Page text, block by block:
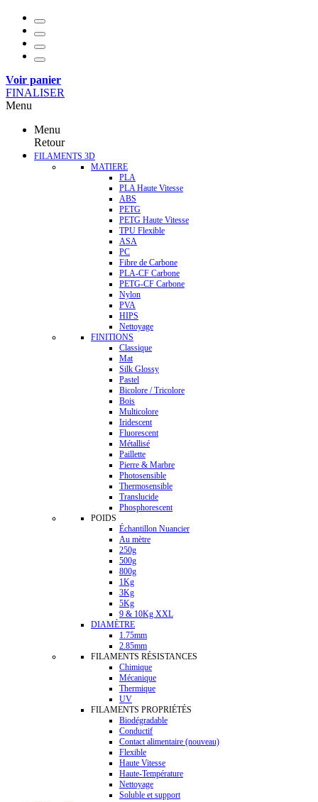
Voir panier
FINALISER
Menu
Menu
Retour
FILAMENTS 3D
MATIERE
PLA
PLA Haute Vitesse
ABS
PETG
PETG Haute Vitesse
TPU Flexible
ASA
PC
Fibre de Carbone
PLA-CF Carbone
PETG-CF Carbone
Nylon
PVA
HIPS
Nettoyage
FINITIONS
Classique
Mat
Silk Glossy
Pastel
Bicolore / Tricolore
Bois
Multicolore
Iridescent
Fluorescent
Métallisé
Paillette
Pierre & Marbre
Photosensible
Thermosensible
Translucide
Phosphorescent
POIDS
Échantillon Nuancier
Au mètre
250g
500g
800g
1Kg
3Kg
5Kg
9 & 10Kg XXL
DIAMÈTRE
1.75mm
2.85mm
FILAMENTS RÉSISTANCES
Chimique
Mécanique
Thermique
UV
FILAMENTS PROPRIÉTÉS
Biodégradable
Conductif
Contact alimentaire (nouveau)
Flexible
Haute Vitesse
Haute-Température
Nettoyage
Soluble et support